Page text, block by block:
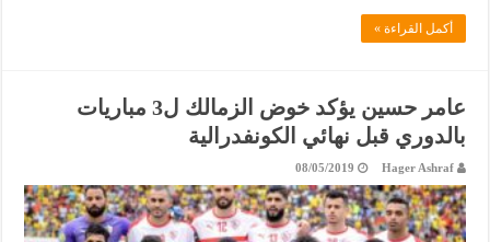
أكمل القراءة »
عامر حسين يؤكد خوض الزمالك ل3 مباريات
بالدوري قبل نهائي الكونفدرالية
Hager Ashraf
08/05/2019